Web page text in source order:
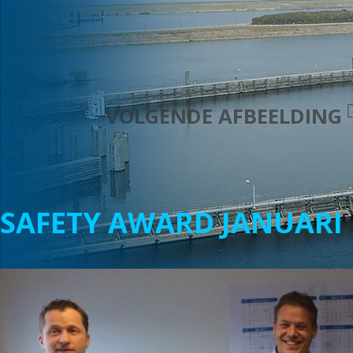
VOLGENDE AFBEELDING
SAFETY AWARD JANUARI